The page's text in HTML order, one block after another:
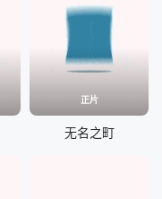
正片
无名之町